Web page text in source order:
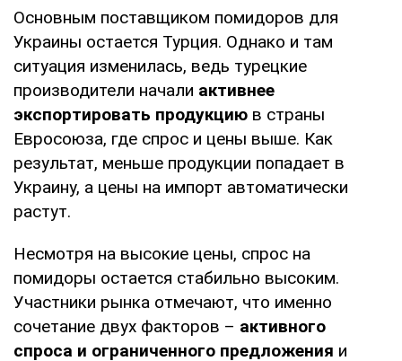
Основным поставщиком помидоров для
Украины остается Турция. Однако и там
ситуация изменилась, ведь турецкие
производители начали активнее
экспортировать продукцию в страны
Евросоюза, где спрос и цены выше. Как
результат, меньше продукции попадает в
Украину, а цены на импорт автоматически
растут.
Несмотря на высокие цены, спрос на
помидоры остается стабильно высоким.
Участники рынка отмечают, что именно
сочетание двух факторов – активного
спроса и ограниченного предложения и